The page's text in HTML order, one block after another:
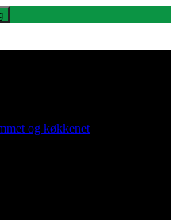
og køkkenet